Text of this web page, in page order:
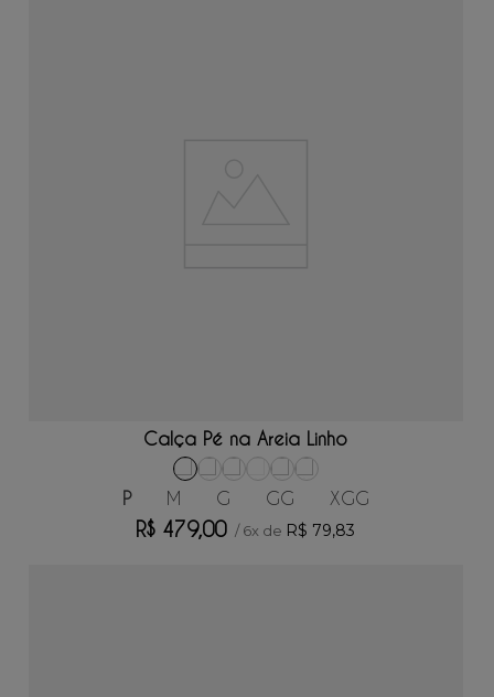
Calça Pé na Areia Linho
P M G GG XGG
R$ 479,00 /6x de R$ 79,83